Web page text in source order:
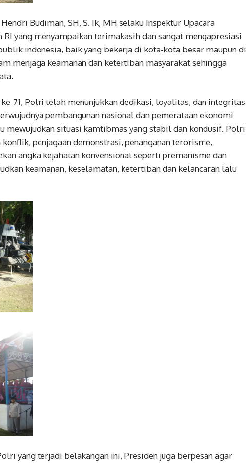
Budiman, SH, S. Ik, MH selaku Inspektur Upacara
yang menyampaikan terimakasih dan sangat mengapresiasi
indonesia, baik yang bekerja di kota-kota besar maupun di
menjaga keamanan dan ketertiban masyarakat sehingga
71, Polri telah menunjukkan dedikasi, loyalitas, dan integritas
pembangunan nasional dan pemerataan ekonomi
mewujudkan situasi kamtibmas yang stabil dan kondusif. Polri
konflik, penjagaan demonstrasi, penanganan terorisme,
angka kejahatan konvensional seperti premanisme dan
keamanan, keselamatan, ketertiban dan kelancaran lalu
yang terjadi belakangan ini, Presiden juga berpesan agar